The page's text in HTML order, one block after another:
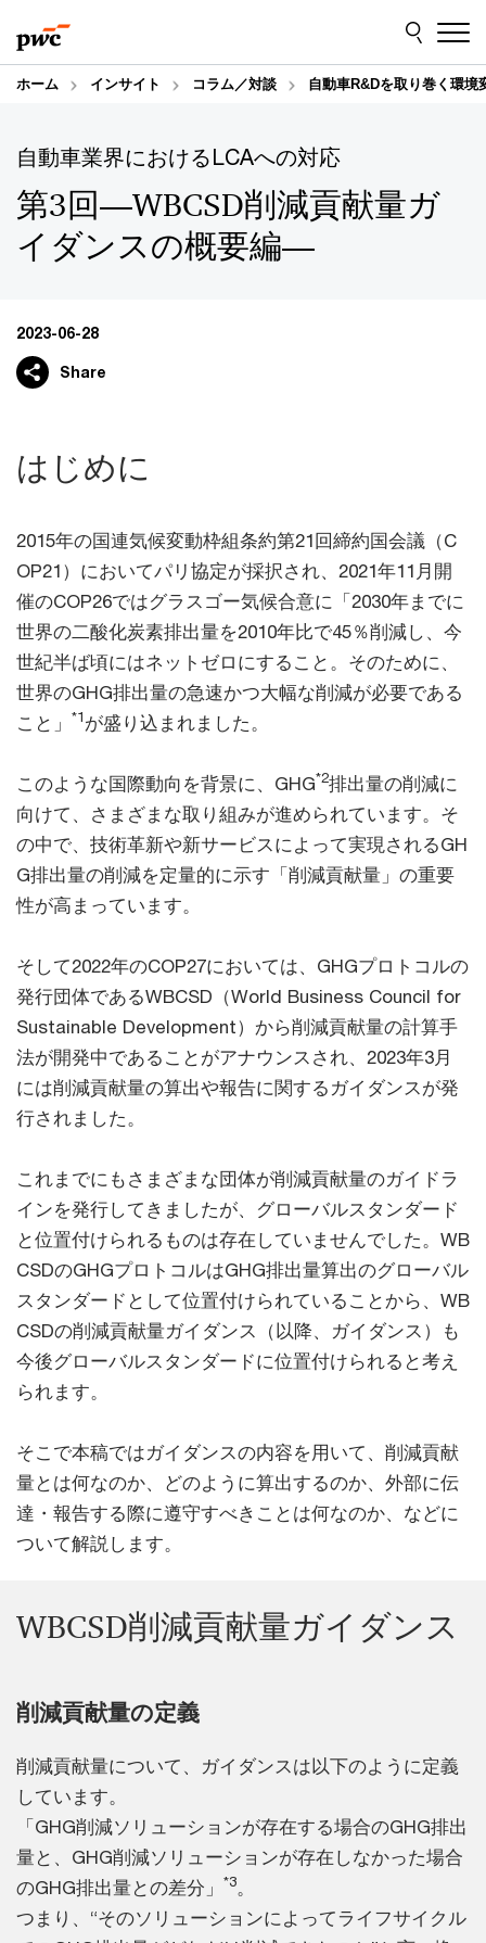
to
content
to
footer
ホーム インサイト コラム／対談 自動車R&Dを取り巻く環境
自動車業界におけるLCAへの対応
第3回―WBCSD削減貢献量ガ
イダンスの概要編―
2023-06-28
Share
はじめに
2015年の国連気候変動枠組条約第21回締約国会議（C
OP21）においてパリ協定が採択され、2021年11月開
催のCOP26ではグラスゴー気候合意に「2030年までに
世界の二酸化炭素排出量を2010年比で45％削減し、今
世紀半ば頃にはネットゼロにすること。そのために、
世界のGHG排出量の急速かつ大幅な削減が必要である
こと」
*1が盛り込まれました。
このような国際動向を背景に、GHG*2排出量の削減に
向けて、さまざまな取り組みが進められています。そ
の中で、技術革新や新サービスによって実現されるGH
G排出量の削減を定量的に示す「削減貢献量」の重要
性が高まっています。
そして2022年のCOP27においては、GHGプロトコルの
発行団体であるWBCSD（World Business Council for
Sustainable Development）から削減貢献量の計算手
法が開発中であることがアナウンスされ、2023年3月
には削減貢献量の算出や報告に関するガイダンスが発
行されました。
これまでにもさまざまな団体が削減貢献量のガイドラ
インを発行してきましたが、グローバルスタンダード
と位置付けられるものは存在していませんでした。WB
CSDのGHGプロトコルはGHG排出量算出のグローバル
スタンダードとして位置付けられていることから、WB
CSDの削減貢献量ガイダンス（以降、ガイダンス）も
今後グローバルスタンダードに位置付けられると考え
られます。
そこで本稿ではガイダンスの内容を用いて、削減貢献
量とは何なのか、どのように算出するのか、外部に伝
達・報告する際に遵守すべきことは何なのか、などに
ついて解説します。
WBCSD削減貢献量ガイダンス
削減貢献量の定義
削減貢献量について、ガイダンスは以下のように定義
しています。
「GHG削減ソリューションが存在する場合のGHG排出
量と、GHG削減ソリューションが存在しなかった場合
のGHG排出量との差分」
*3。
つまり、“そのソリューションによってライフサイクル